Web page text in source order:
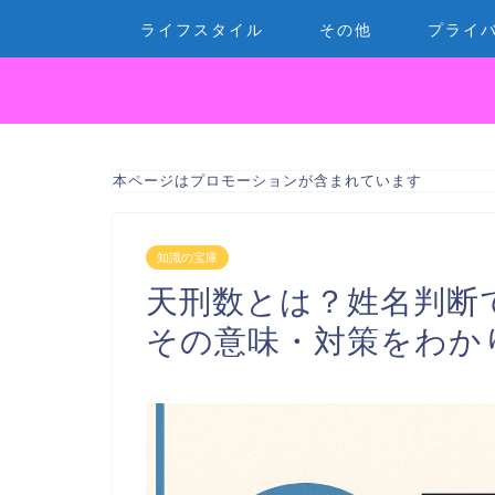
ライフスタイル その他 プライ
本ページはプロモーションが含まれています
知識の宝庫
天刑数とは？姓名判
その意味・対策をわ